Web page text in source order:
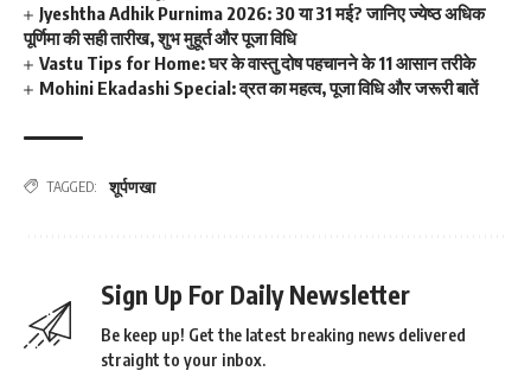
Jyeshtha Adhik Purnima 2026: 30 या 31 मई? जानिए ज्येष्ठ अधिक
पूर्णिमा की सही तारीख, शुभ मुहूर्त और पूजा विधि
Vastu Tips for Home: घर के वास्तु दोष पहचानने के 11 आसान तरीके
Mohini Ekadashi Special: व्रत का महत्व, पूजा विधि और जरूरी बातें
TAGGED: शूर्पणखा
Sign Up For Daily Newsletter
Be keep up! Get the latest breaking news delivered
straight to your inbox.